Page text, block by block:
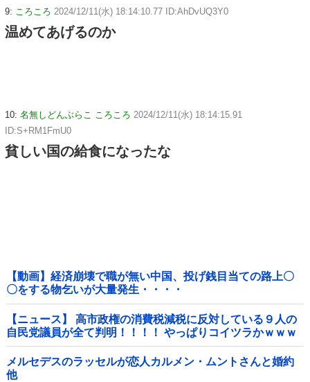
9: ころころ 2024/12/11(水) 18:14:10.77 ID:AhDvUQ3Y0
温めてあげるのか
10: 名無しどんぶらこ ころころ 2024/12/11(水) 18:14:15.91
ID:S+RM1FmU0
貧しい国の給食になったな
【動画】経済崩壊で職が無い中国、投げ銭目当ての路上〇
〇をする物乞いが大量発生・・・・
【ニュース】 高市政権の消費税減税に反対している９人の
自民党議員が全て判明！！！！ やっぱりコイツラかｗｗｗ
ｗｗ
メルセデスのラッセルが恋人カルメン・ムントさんと婚約
他